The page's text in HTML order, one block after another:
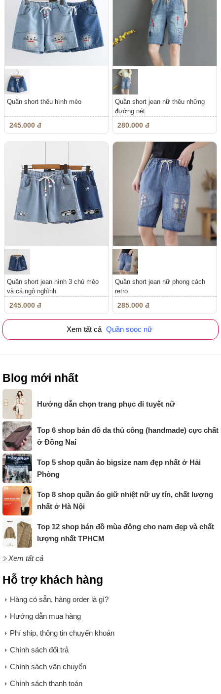
Quần short thêu hình mèo
245.000 đ
Quần short jean nữ thêu những
đường nét
280.000 đ
Quần short jean hình 3 chú mèo
và cá ngộ nghĩnh
245.000 đ
Quần short jean nữ phong cách
retro
285.000 đ
Xem tất cả Quần sooc nữ
Blog mới nhất
Hướng dẫn chọn trang phục đi tuyết nữ
Top 6 shop bán đồ da thủ công (handmade) cực chất
ở Đồng Nai
Top 5 shop quần áo bigsize nam đẹp nhất ở Hải
Phòng
Top 8 shop quần áo giữ nhiệt nữ uy tín, chất lượng
nhất ở Hà Nội
Top 12 shop bán đồ mùa đông cho nam đẹp và chất
lượng nhất TPHCM
Xem tất cả
Hỗ trợ khách hàng
Hàng có sẵn, hàng order là gì?
Hướng dẫn mua hàng
Phí ship, thông tin chuyển khoản
Chính sách đổi trả
Chính sách vận chuyển
Chính sách thanh toán